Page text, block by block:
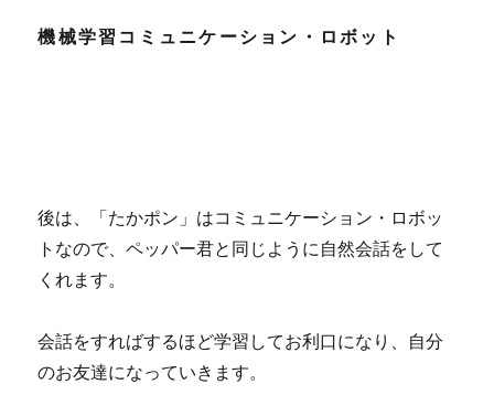
機械学習コミュニケーション・ロボット
後は、「たかポン」はコミュニケーション・ロボッ
トなので、ペッパー君と同じように自然会話をして
くれます。
会話をすればするほど学習してお利口になり、自分
のお友達になっていきます。